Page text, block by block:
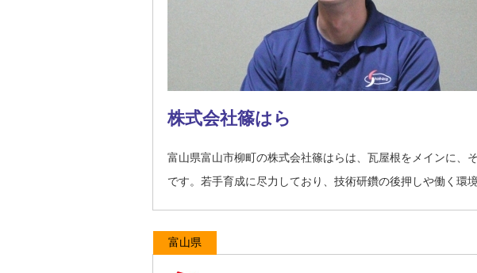
株式会社篠はら
富山県富山市柳町の株式会社篠はらは、瓦屋根をメインに、
です。若手育成に尽力しており、技術研鑽の後押しや働く環
富山県